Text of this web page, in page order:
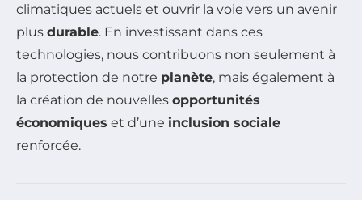
climatiques actuels et ouvrir la voie vers un avenir
plus durable. En investissant dans ces
technologies, nous contribuons non seulement à
la protection de notre planète, mais également à
la création de nouvelles opportunités
économiques et d’une inclusion sociale
renforcée.